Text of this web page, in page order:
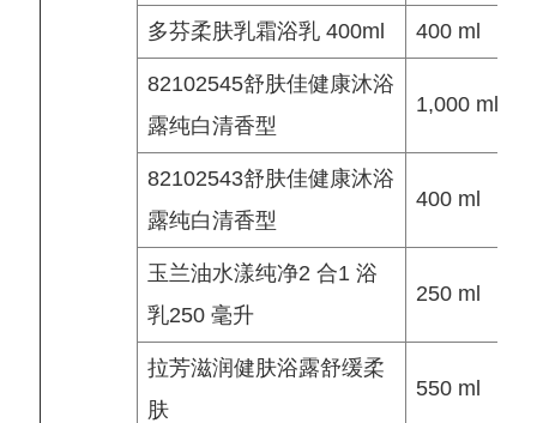
多芬柔肤乳霜浴乳 400ml 400 ml
82102545舒肤佳健康沐浴
露纯白清香型
1,000 ml
82102543舒肤佳健康沐浴
露纯白清香型
400 ml
玉兰油水漾纯净2 合1 浴
乳250 毫升
250 ml
拉芳滋润健肤浴露舒缓柔
肤
550 ml